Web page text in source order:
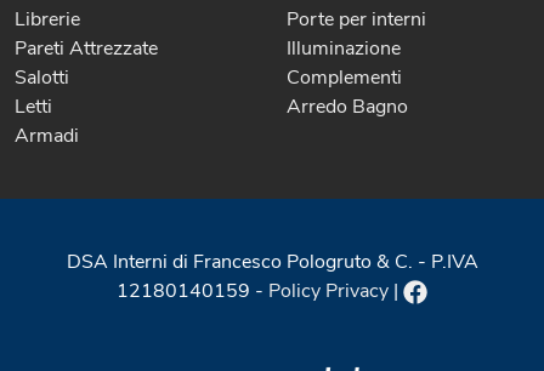
Librerie
Pareti Attrezzate
Salotti
Letti
Armadi
Porte per interni
Illuminazione
Complementi
Arredo Bagno
DSA Interni di Francesco Pologruto & C. - P.IVA
12180140159 - Policy Privacy |